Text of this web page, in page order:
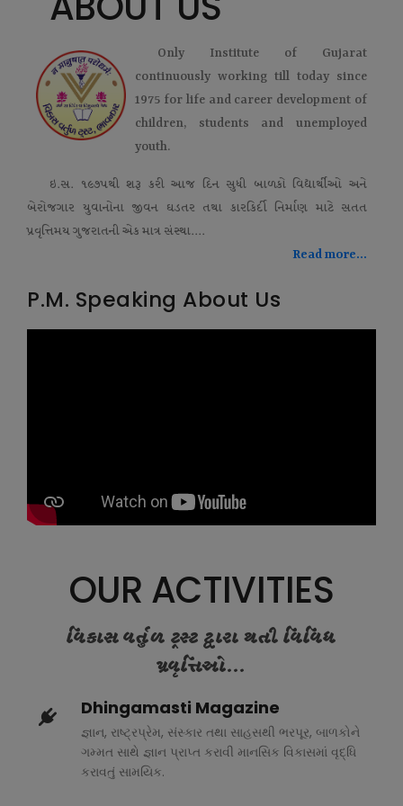
Only Institute of Gujarat
continuously working till today since
1975 for life and career development of
children, students and unemployed
youth.
ઇ.સ. ૧૯૭૫થી શરૂ કરી આજ દિન સુધી બાળકો વિદ્યાર્થીઓ અને
બેરોજગાર યુવાનોના જીવન ઘડતર તથા કારકિર્દી નિર્માણ માટે સતત
પ્રવૃત્તિમય ગુજરાતની એક માત્ર સંસ્થા....
Read more...
P.M. Speaking About Us
OUR ACTIVITIES
વિકાસ વર્તુળ ટ્રસ્ટ દ્વારા થતી વિવિધ
પ્રવૃત્તિઓ...
Dhingamasti Magazine
જ્ઞાન, રાષ્ટ્રપ્રેમ, સંસ્કાર તથા સાહસથી ભરપૂર, બાળકોને
ગમ્મત સાથે જ્ઞાન પ્રાપ્ત કરાવી માનસિક વિકાસમાં વૃદ્ધિ
કરાવતું સામયિક.